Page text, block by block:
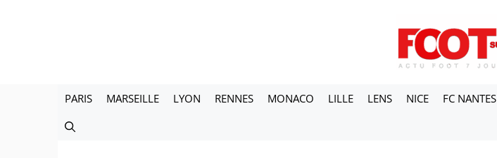
PARIS MARSEILLE LYON RENNES MONACO LILLE LENS NICE FC NANTES